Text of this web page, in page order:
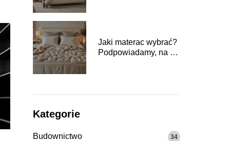
Jaki materac wybrać?
Podpowiadamy, na co
Kategorie
Budownictwo 34